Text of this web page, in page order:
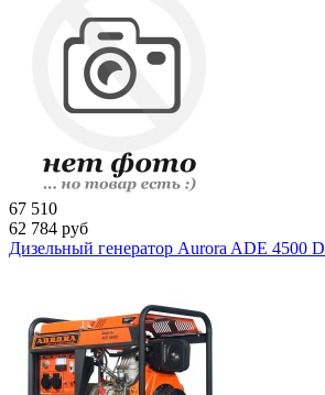
67 510
62 784 руб
Дизельный генератор Aurora ADE 4500 D